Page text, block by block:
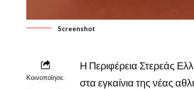
Screenshot
Κοινοποίησε:
Η Περιφέρεια Στερεάς
στα εγκαίνια της νέας